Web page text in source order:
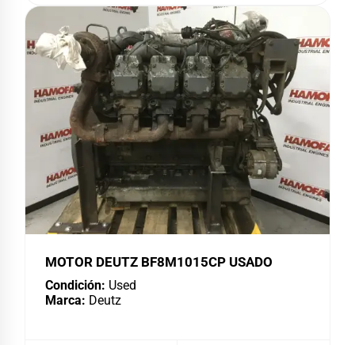
MOTOR DEUTZ BF8M1015CP USADO
Condición: Used
Marca: Deutz